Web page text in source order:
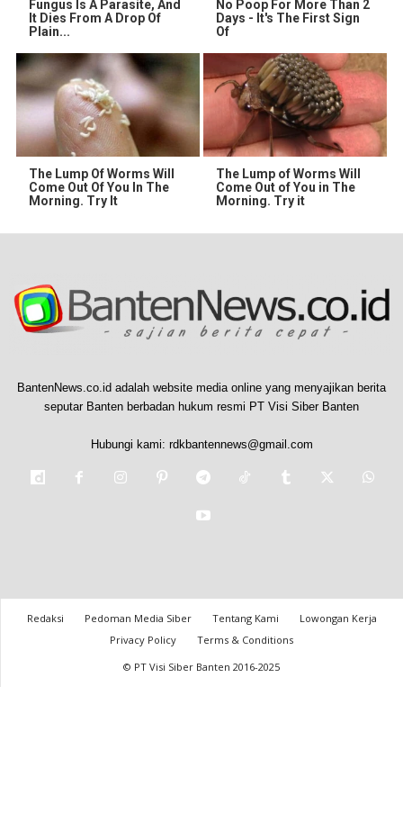
Fungus Is A Parasite, And
It Dies From A Drop Of
Plain...
No Poop For More Than 2
Days - It's The First Sign
Of
The Lump Of Worms Will
Come Out Of You In The
Morning. Try It
The Lump of Worms Will
Come Out of You in The
Morning. Try it
BantenNews.co.id adalah website media online yang menyajikan berita
seputar Banten berbadan hukum resmi PT Visi Siber Banten
Hubungi kami: rdkbantennews@gmail.com
Redaksi Pedoman Media Siber Tentang Kami
Lowongan Kerja
Privacy Policy
Terms & Conditions
© PT Visi Siber Banten 2016-2025